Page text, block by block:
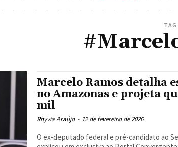
TAG
Marcelo Ramos detalha
no Amazonas e projeta
mil
Rhyvia Araújo - 12 de fevereiro de 2026
O ex-deputado federal e pré-candidato ao